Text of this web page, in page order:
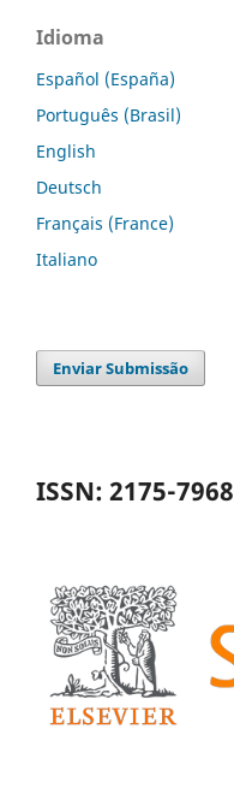
Idioma
Español (España)
Português (Brasil)
English
Deutsch
Français (France)
Italiano
Enviar Submissão
ISSN: 2175-7968